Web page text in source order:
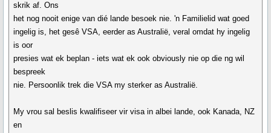
skrik af. Ons
het nog nooit enige van dié lande besoek nie. 'n Familielid wat goed
ingelig is, het gesê VSA, eerder as Australië, veral omdat hy ingelig
is oor
presies wat ek beplan - iets wat ek ook obviously nie op die ng wil
bespreek
nie. Persoonlik trek die VSA my sterker as Australië.
My vrou sal beslis kwalifiseer vir visa in albei lande, ook Kanada, NZ
en